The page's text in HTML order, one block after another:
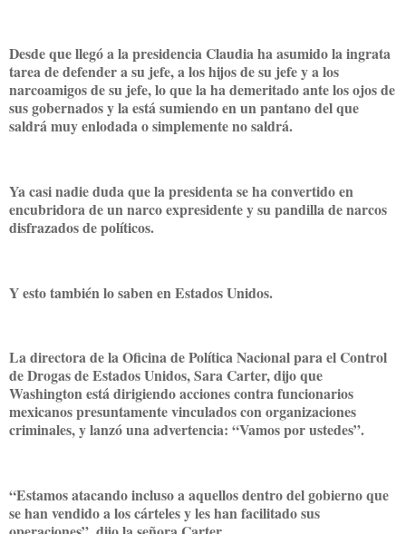
Desde que llegó a la presidencia Claudia ha asumido la ingrata
tarea de defender a su jefe, a los hijos de su jefe y a los
narcoamigos de su jefe, lo que la ha demeritado ante los ojos de
sus gobernados y la está sumiendo en un pantano del que
saldrá muy enlodada o simplemente no saldrá.
Ya casi nadie duda que la presidenta se ha convertido en
encubridora de un narco expresidente y su pandilla de narcos
disfrazados de políticos.
Y esto también lo saben en Estados Unidos.
La directora de la Oficina de Política Nacional para el Control
de Drogas de Estados Unidos, Sara Carter, dijo que
Washington está dirigiendo acciones contra funcionarios
mexicanos presuntamente vinculados con organizaciones
criminales, y lanzó una advertencia: “Vamos por ustedes”.
“Estamos atacando incluso a aquellos dentro del gobierno que
se han vendido a los cárteles y les han facilitado sus